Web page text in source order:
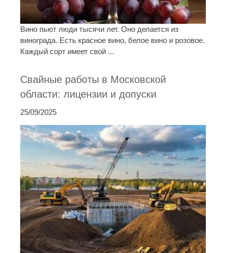
Вино пьют люди тысячи лет. Оно делается из
винограда. Есть красное вино, белое вино и розовое.
Каждый сорт имеет свой ...
Свайные работы в Московской
области: лицензии и допуски
25/09/2025